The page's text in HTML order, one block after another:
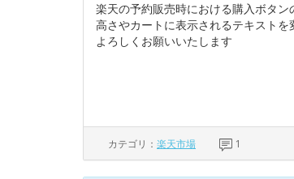
楽天の予約販売時における購入ボタン
高さやカートに表示されるテキスト
よろしくお願いいたします
カテゴリ： 楽天市場 1